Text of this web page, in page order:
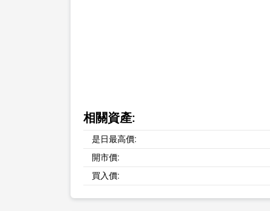
相關資產:
是日最高價:
開市價:
買入價: